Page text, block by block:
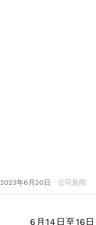
2023年6月20日 · 公司新闻
6月14日至16